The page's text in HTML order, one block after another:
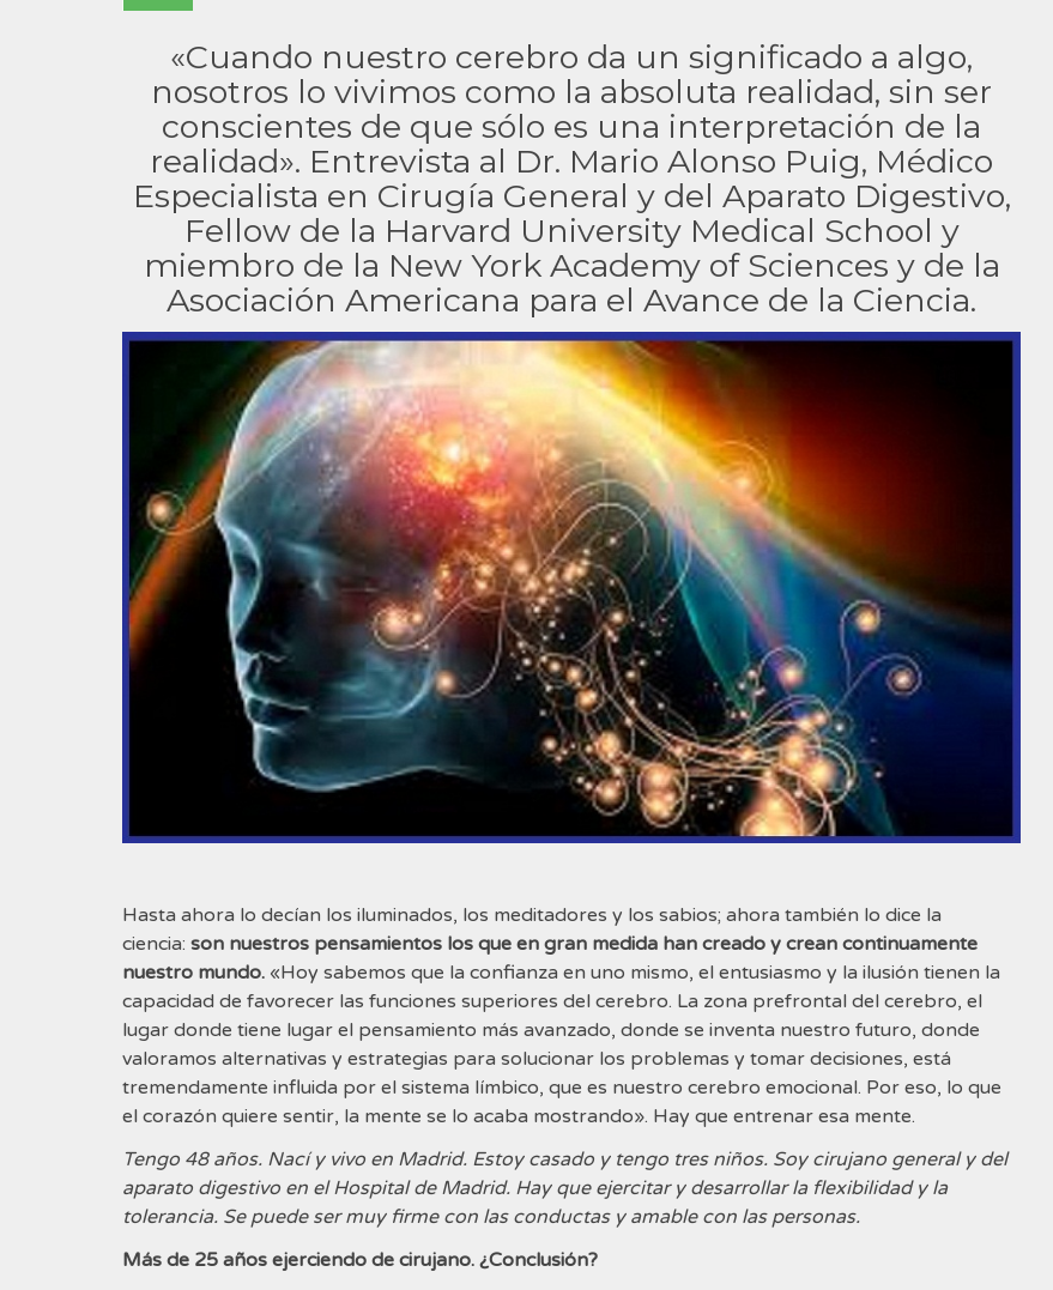
«Cuando nuestro cerebro da un significado a algo,
nosotros lo vivimos como la absoluta realidad, sin ser
conscientes de que sólo es una interpretación de la
realidad». Entrevista al Dr. Mario Alonso Puig, Médico
Especialista en Cirugía General y del Aparato Digestivo,
Fellow de la Harvard University Medical School y
miembro de la New York Academy of Sciences y de la
Asociación Americana para el Avance de la Ciencia.
Hasta ahora lo decían los iluminados, los meditadores y los sabios; ahora también lo dice la
ciencia: son nuestros pensamientos los que en gran medida han creado y crean continuamente
nuestro mundo. «Hoy sabemos que la confianza en uno mismo, el entusiasmo y la ilusión tienen la
capacidad de favorecer las funciones superiores del cerebro. La zona prefrontal del cerebro, el
lugar donde tiene lugar el pensamiento más avanzado, donde se inventa nuestro futuro, donde
valoramos alternativas y estrategias para solucionar los problemas y tomar decisiones, está
tremendamente influida por el sistema límbico, que es nuestro cerebro emocional. Por eso, lo que
el corazón quiere sentir, la mente se lo acaba mostrando». Hay que entrenar esa mente.
Tengo 48 años. Nací y vivo en Madrid. Estoy casado y tengo tres niños. Soy cirujano general y del
aparato digestivo en el Hospital de Madrid. Hay que ejercitar y desarrollar la flexibilidad y la
tolerancia. Se puede ser muy firme con las conductas y amable con las personas.
Más de 25 años ejerciendo de cirujano. ¿Conclusión?